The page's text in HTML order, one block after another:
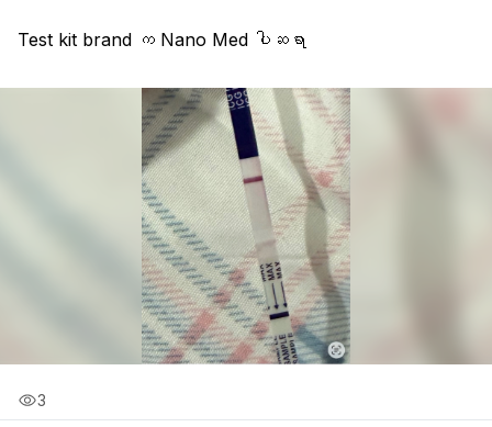
Test kit brand က Nano Med ပါဆရာ
3